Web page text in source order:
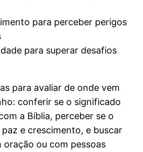
para perceber perigos
para superar desafios
para avaliar de onde vem
conferir se o significado
a Bíblia, perceber se o
e crescimento, e buscar
oração ou com pessoas